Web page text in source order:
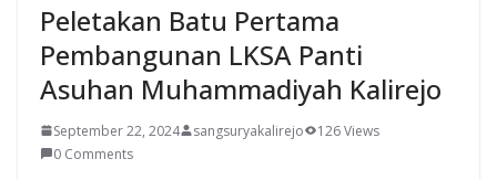
Peletakan Batu Pertama
Pembangunan LKSA Panti
Asuhan Muhammadiyah Kalirejo
September 22, 2024 sangsuryakalirejo
126 Views
0 Comments